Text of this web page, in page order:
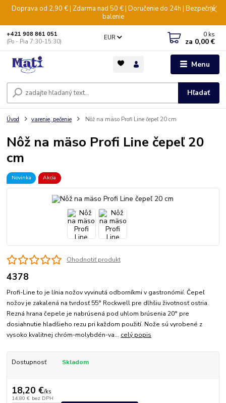
Doprava od 2,90 € | Zdarma nad 50 € | Doručenie do 24h | Bezpečné
balenie
Menu
EUR
Hľadať
+421 908 861 051
(Po - Pia 7:30-15:30)
0 ks
za 0,00 €
Úvod varenie, pečenie Nôž na mäso Profi Line čepeľ 20 cm
Nôž na mäso Profi Line čepeľ 20
cm
Novinka Akcia
Ohodnotiť produkt
4378
Profi-Line to je línia nožov vyvinutá odborníkmi v gastronómií. Čepeľ
nožov je zakalená na tvrdosť 55° Rockwell pre dlhšiu životnosť ostria.
Rezná hrana čepele je nabrúsená pod uhlom brúsenia 20° pre
dosiahnutie hladšieho rezu pri každom použití. Nože sú vyrobené z
vysoko kvalitnej chróm-molybdén-va... celý popis
Dostupnosť Skladom
18,20 €/ks
14,80 € bez DPH